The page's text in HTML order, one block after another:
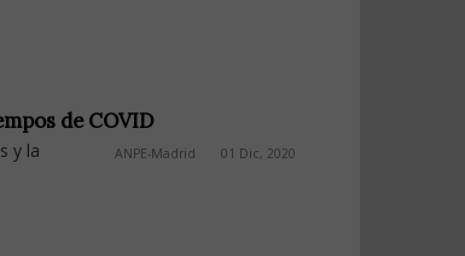
de COVID
ANPE-Madrid 01 Dic, 2020
y la